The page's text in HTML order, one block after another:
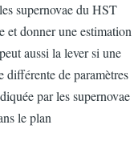
supernovae du HST
et donner une estimation
aussi la lever si une
différente de paramètres
par les supernovae
le plan